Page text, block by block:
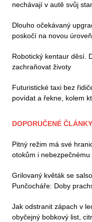
nechávají v autě svůj
Dlouho očekávaný
poskočí na novou úroveň
Robotický kentaur děsí.
zachraňovat životy
Futuristické taxi bez
povídat a řekne, kolem
DOPORUČENÉ ČLÁNKY
Pitný režim má své
otokům i
Grilovaný květák se
Punčocháře: Doby
Jak odstranit zápach v
obyčejný bobkový list,